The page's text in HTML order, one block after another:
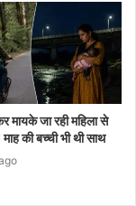
जा रही महिला से
की बच्ची भी थी साथ